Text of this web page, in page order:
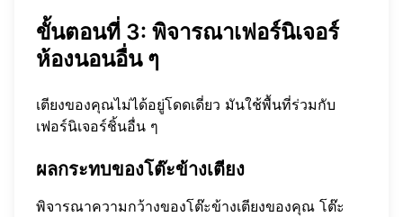
ขั้นตอนที่ 3: พิจารณาเฟอร์นิเจอร์
ห้องนอนอื่น ๆ
เตียงของคุณไม่ได้อยู่โดดเดี่ยว มันใช้พื้นที่ร่วมกับ
เฟอร์นิเจอร์ชิ้นอื่น ๆ
ผลกระทบของโต๊ะข้างเตียง
พิจารณาความกว้างของโต๊ะข้างเตียงของคุณ โต๊ะ